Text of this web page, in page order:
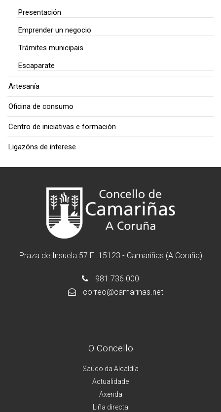
Presentación
Emprender un negocio
Trámites municipais
Escaparate
Artesanía
Oficina de consumo
Centro de iniciativas e formación
Ligazóns de interese
Praza de Insuela 57 E. 15123 - Camariñas (A Coruña)
981 736 000
correo@camarinas.net
O Concello
Saúdo da Alcaldía
Actualidade
Axenda
Liña directa